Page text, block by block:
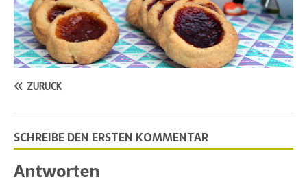
ZURÜCK
SCHREIBE DEN ERSTEN KOMMENTAR
Antworten